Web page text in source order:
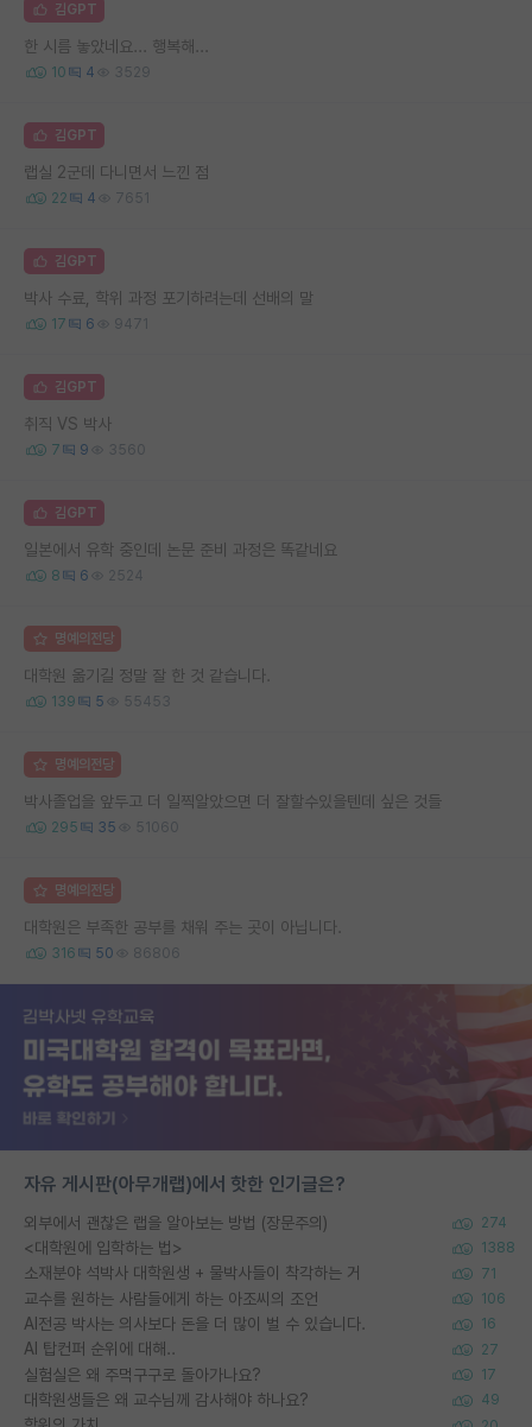
김GPT
한 시름 놓았네요... 행복해...
10 4 3529
김GPT
랩실 2군데 다니면서 느낀 점
22 4 7651
김GPT
박사 수료, 학위 과정 포기하려는데 선배의 말
17 6 9471
김GPT
취직 VS 박사
7 9 3560
김GPT
일본에서 유학 중인데 논문 준비 과정은 똑같네요
8 6 2524
명예의전당
대학원 옮기길 정말 잘 한 것 같습니다.
139 5 55453
명예의전당
박사졸업을 앞두고 더 일찍알았으면 더 잘할수있을텐데 싶은 것들
295 35 51060
명예의전당
대학원은 부족한 공부를 채워 주는 곳이 아닙니다.
316 50 86806
자유 게시판(아무개랩)에서 핫한 인기글은?
외부에서 괜찮은 랩을 알아보는 방법 (장문주의) 274
<대학원에 입학하는 법> 1388
소재분야 석박사 대학원생 + 물박사들이 착각하는 거 71
교수를 원하는 사람들에게 하는 아조씨의 조언 106
AI전공 박사는 의사보다 돈을 더 많이 벌 수 있습니다. 16
AI 탑컨퍼 순위에 대해.. 27
실험실은 왜 주먹구구로 돌아가나요? 17
대학원생들은 왜 교수님께 감사해야 하나요? 49